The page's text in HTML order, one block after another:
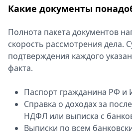
Какие документы
Полнота пакета документов
скорость рассмотрения дела.
подтверждения каждого
факта.
Паспорт гражданина РФ и
Справка о доходах за
НДФЛ или выписка с
Выписки по всем